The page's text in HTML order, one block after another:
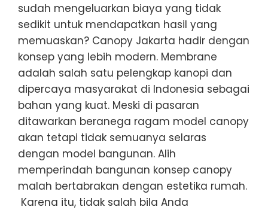
sudah mengeluarkan biaya yang tidak
sedikit untuk mendapatkan hasil yang
memuaskan? Canopy Jakarta hadir dengan
konsep yang lebih modern. Membrane
adalah salah satu pelengkap kanopi dan
dipercaya masyarakat di Indonesia sebagai
bahan yang kuat. Meski di pasaran
ditawarkan beranega ragam model canopy
akan tetapi tidak semuanya selaras
dengan model bangunan. Alih
memperindah bangunan konsep canopy
malah bertabrakan dengan estetika rumah.
Karena itu, tidak salah bila Anda